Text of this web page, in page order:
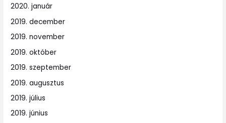
2020. január
2019. december
2019. november
2019. október
2019. szeptember
2019. augusztus
2019. július
2019. június